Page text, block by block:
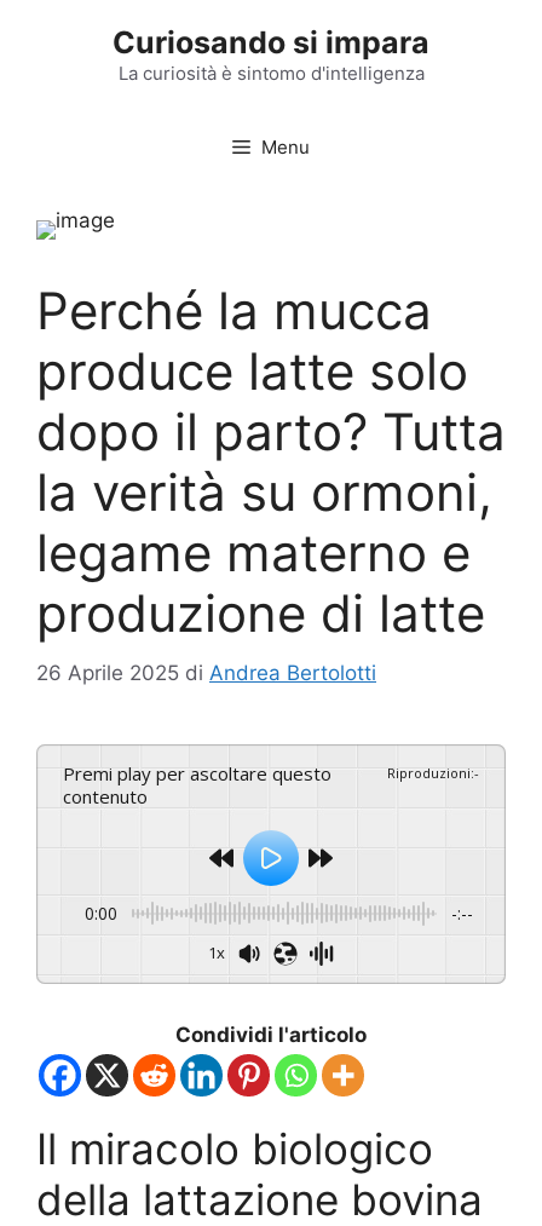
Curiosando si impara
La curiosità è sintomo d'intelligenza
Menu
Perché la mucca
produce latte solo
dopo il parto? Tutta
la verità su ormoni,
legame materno e
produzione di latte
26 Aprile 2025 di Andrea Bertolotti
Premi play per ascoltare questo
contenuto
Riproduzioni:-
0:00 -:--
1x
Condividi l'articolo
Il miracolo biologico
della lattazione bovina